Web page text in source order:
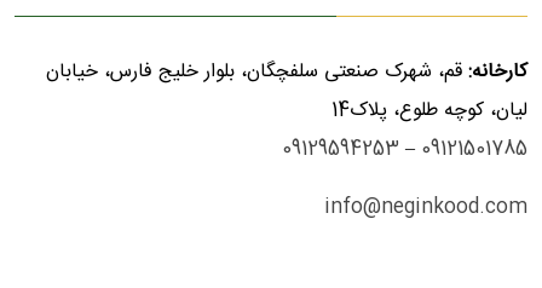
کارخانه:قم، شهرک صنعتی سلفچگان، بلوار خلیج فارس، خیابان
لیان، کوچه طلوع، پلاک14
09121501785
–
09129594253
info@neginkood.com